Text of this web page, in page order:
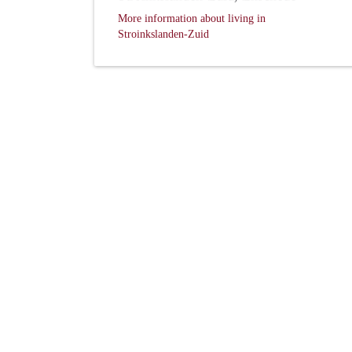
More information about living in
Stroinkslanden-Zuid